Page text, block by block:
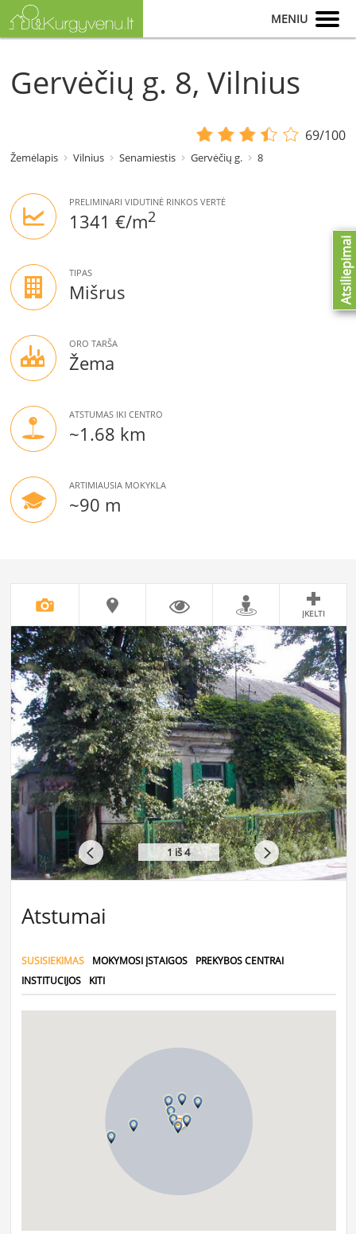
MENIU
Gervėčių g. 8, Vilnius
69/100
Žemėlapis Vilnius Senamiestis Gervėčių g. 8
PRELIMINARI VIDUTINĖ RINKOS VERTĖ
1341 €/m2
TIPAS
Mišrus
ORO TARŠA
Žema
ATSTUMAS IKI CENTRO
~1.68 km
ARTIMIAUSIA MOKYKLA
~90 m
ĮKELTI
1 iš 4
Atstumai
SUSISIEKIMAS MOKYMOSI ĮSTAIGOS
PREKYBOS CENTRAI
INSTITUCIJOS
KITI
Atsiliepimai